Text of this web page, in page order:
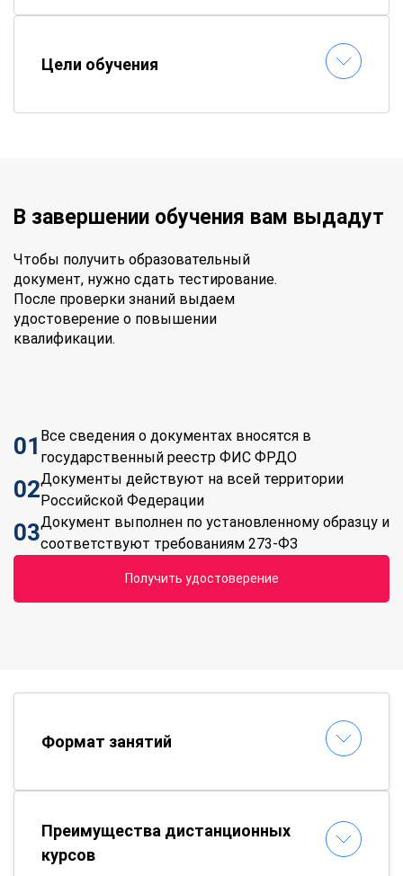
Цели обучения
В завершении обучения вам выдадут
Чтобы получить образовательный
документ, нужно сдать тестирование.
После проверки знаний выдаем
удостоверение о повышении
квалификации.
01 Все сведения о документах вносятся в
государственный реестр ФИС ФРДО
02Документы действуют на всей территории
Российской Федерации
03Документ выполнен по установленному образцу и
соответствуют требованиям 273-ФЗ
Получить удостоверение
Формат занятий
Преимущества дистанционных
курсов